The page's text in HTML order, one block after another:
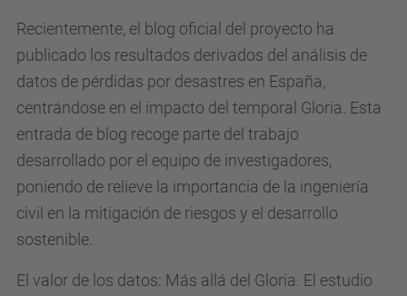
Recientemente, el blog oficial del proyecto ha
publicado los resultados derivados del análisis de
datos de pérdidas por desastres en España,
centrándose en el impacto del temporal Gloria. Esta
entrada de blog recoge parte del trabajo
desarrollado por el equipo de investigadores,
poniendo de relieve la importancia de la ingeniería
civil en la mitigación de riesgos y el desarrollo
sostenible.
El valor de los datos: Más allá del Gloria. El estudio